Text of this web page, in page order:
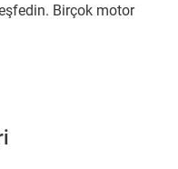
Birçok motor